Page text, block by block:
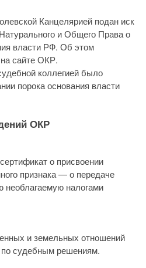
Канцелярией подан иск
и Общего Права о
власти РФ. Об этом
сайте ОКР.
коллегией было
порока основания власти
ОКР
о присвоении
признака — о передаче
необлагаемую налогами
и земельных отношений
судебным решениям.